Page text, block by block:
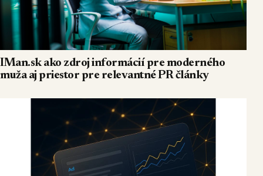
IMan.sk ako zdroj informácií pre moderného
muža aj priestor pre relevantné PR články